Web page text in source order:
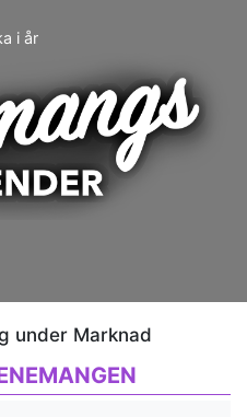
i år
under Marknad